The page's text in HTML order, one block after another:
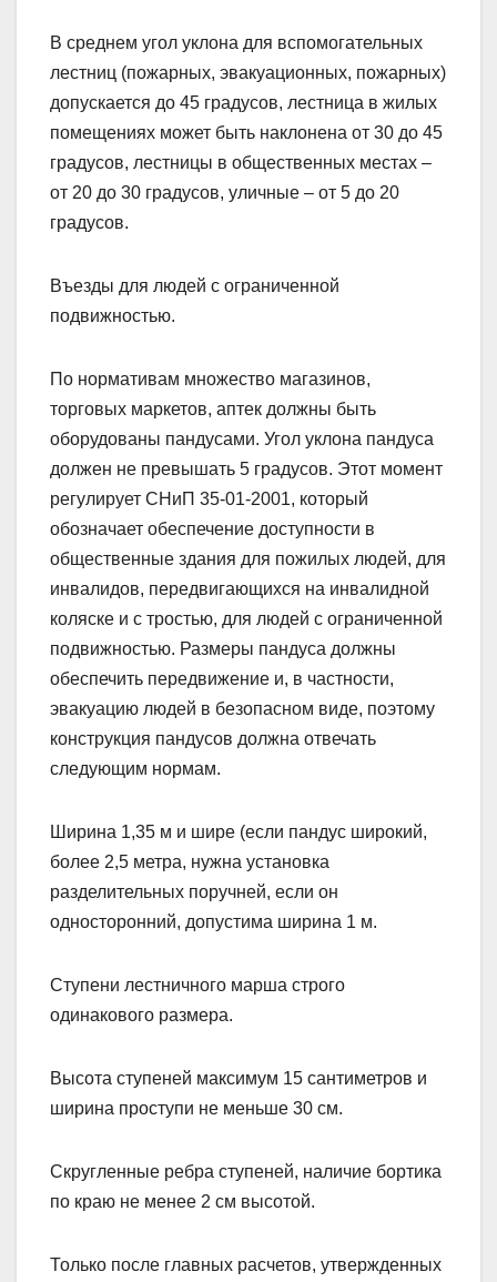
В среднем угол уклона для вспомогательных
лестниц (пожарных, эвакуационных, пожарных)
допускается до 45 градусов, лестница в жилых
помещениях может быть наклонена от 30 до 45
градусов, лестницы в общественных местах –
от 20 до 30 градусов, уличные – от 5 до 20
градусов.
Въезды для людей с ограниченной
подвижностью.
По нормативам множество магазинов,
торговых маркетов, аптек должны быть
оборудованы пандусами. Угол уклона пандуса
должен не превышать 5 градусов. Этот момент
регулирует СНиП 35-01-2001, который
обозначает обеспечение доступности в
общественные здания для пожилых людей, для
инвалидов, передвигающихся на инвалидной
коляске и с тростью, для людей с ограниченной
подвижностью. Размеры пандуса должны
обеспечить передвижение и, в частности,
эвакуацию людей в безопасном виде, поэтому
конструкция пандусов должна отвечать
следующим нормам.
Ширина 1,35 м и шире (если пандус широкий,
более 2,5 метра, нужна установка
разделительных поручней, если он
односторонний, допустима ширина 1 м.
Ступени лестничного марша строго
одинакового размера.
Высота ступеней максимум 15 сантиметров и
ширина проступи не меньше 30 см.
Скругленные ребра ступеней, наличие бортика
по краю не менее 2 см высотой.
Только после главных расчетов, утвержденных